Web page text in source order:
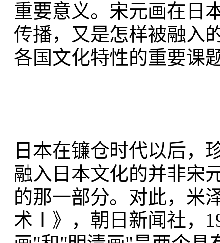
重要意义。宋元画在日
传播，又是怎样被融入
各国文化特性的重要课
日本在镰仓时代以后，
融入日本文化的并非宋
的那一部分。对此，米
术Ⅰ》，朝日新闻社，